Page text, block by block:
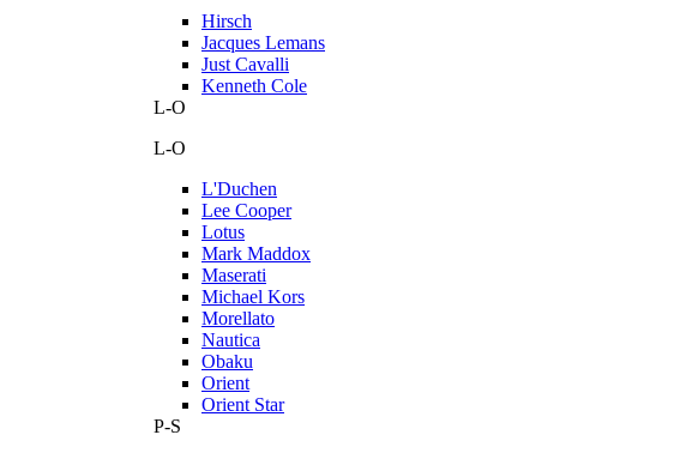
Hirsch
Jacques Lemans
Just Cavalli
Kenneth Cole
L-O
L-O
L'Duchen
Lee Cooper
Lotus
Mark Maddox
Maserati
Michael Kors
Morellato
Nautica
Obaku
Orient
Orient Star
P-S